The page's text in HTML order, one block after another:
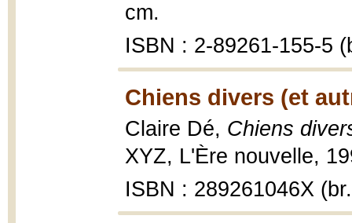
cm.
ISBN : 2-89261-155-5
Chiens divers (et
Claire Dé, Chiens
XYZ, L'Ère nouvelle,
ISBN : 289261046X